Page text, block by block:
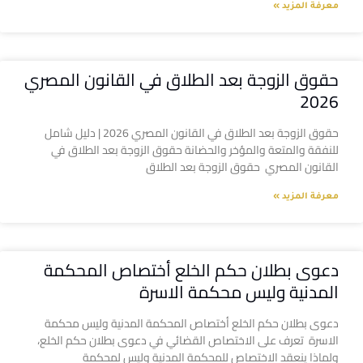
معرفة المزيد »
حقوق الزوجة بعد الطلاق في القانون المصري
2026
حقوق الزوجة بعد الطلاق في القانون المصري 2026 | دليل شامل
للنفقة والمتعة والمؤخر والحضانة حقوق الزوجة بعد الطلاق في
القانون المصري حقوق الزوجة بعد الطلاق
معرفة المزيد »
دعوى بطلان حكم الخلع أختصاص المحكمة
المدنية وليس محكمة الاسرة
دعوى بطلان حكم الخلع أختصاص المحكمة المدنية وليس محكمة
الاسرة تعرف على الاختصاص القضائي في دعوى بطلان حكم الخلع،
ولماذا ينعقد الاختصاص للمحكمة المدنية وليس لمحكمة